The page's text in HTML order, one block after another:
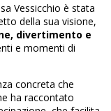
Vessicchio è stata
della sua visione,
divertimento e
e momenti di
concreta che
ha raccontato